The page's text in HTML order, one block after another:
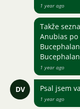
1 year ago
Takže
Anubias po
1 year ago
DV Psal jsem
1 year ago